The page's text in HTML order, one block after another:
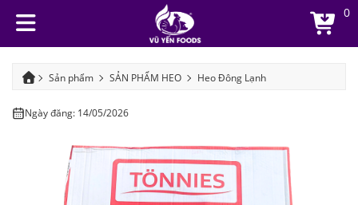
0
Sản phẩm SẢN PHẨM HEO
Heo Đông Lạnh
Ngày đăng: 14/05/2026